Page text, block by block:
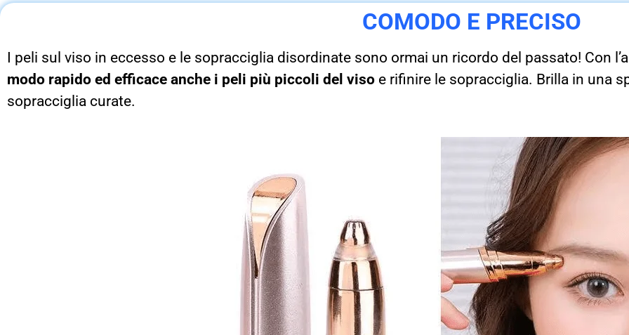
COMODO E PRECISO
I peli sul viso in eccesso e le sopracciglia disordinate sono ormai un ricordo del passato! Con
modo rapido ed efficace anche i peli più piccoli del viso e rifinire le sopracciglia. Brilla in una
sopracciglia curate.